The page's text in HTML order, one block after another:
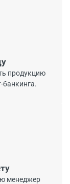
продукцию
банкинга.
менеджер